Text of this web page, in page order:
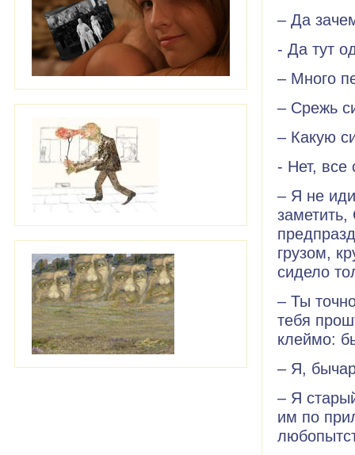
– Да
- Да тут
– Много
– Срежь
– Какую
- Нет, все
– Я не
заметить,
грузом,
сидело
– Ты
тебя
клеймо:
– Я,
– Я
им по